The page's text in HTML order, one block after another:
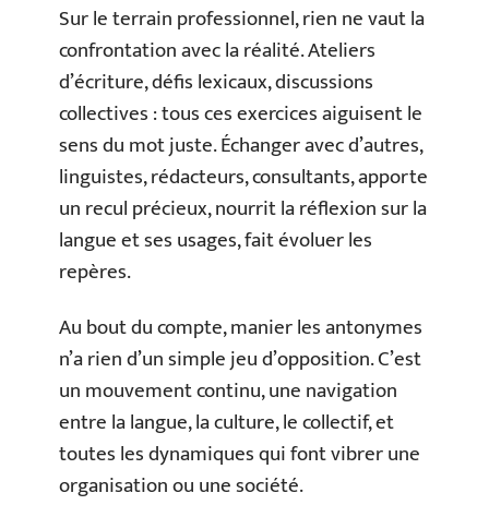
Sur le terrain professionnel, rien ne vaut la
confrontation avec la réalité. Ateliers
d’écriture, défis lexicaux, discussions
collectives : tous ces exercices aiguisent le
sens du mot juste. Échanger avec d’autres,
linguistes, rédacteurs, consultants, apporte
un recul précieux, nourrit la réflexion sur la
langue et ses usages, fait évoluer les
repères.
Au bout du compte, manier les antonymes
n’a rien d’un simple jeu d’opposition. C’est
un mouvement continu, une navigation
entre la langue, la culture, le collectif, et
toutes les dynamiques qui font vibrer une
organisation ou une société.